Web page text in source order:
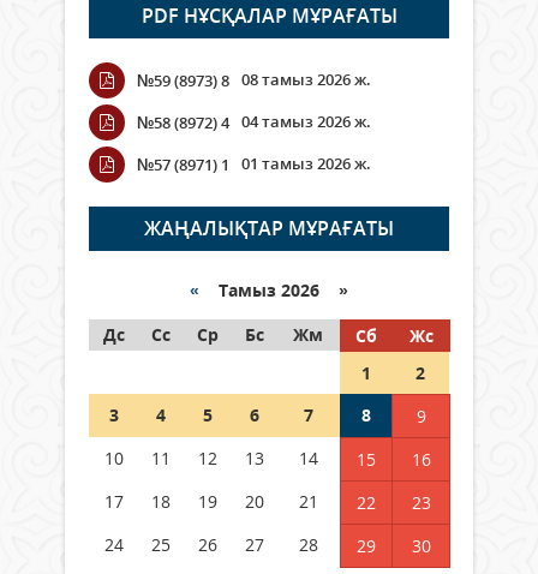
полиция департаменті 20
мыңнан астам көрерменнің
қауіпсіздігін қамтамасыз етті
06 тамыз 2026 ж.
Wi-Fi ҚАБЫРҒА АРҚЫЛЫ ҚАЛАЙ
ӨТЕДІ?
06 тамыз 2026 ж. 266
граждане Казахстана,
05 тамыз 2026 ж. 147
Шетелде жүрген Қазақстан
азаматтары қалай дауыс бере
PDF НҰСҚАЛАР МҰРАҒАТЫ
№59 (8973) 8 08 тамыз 2026 ж.
№58 (8972) 4 04 тамыз 2026 ж.
№57 (8971) 1
01 тамыз 2026 ж.
ЖАҢАЛЫҚТАР МҰРАҒАТЫ
« Тамыз 2026 »
Дс
Сс Ср Бс Жм Сб
Жс
1
2
3
4 5 6 7 8
9
10
11 12 13 14 15
16
17
18 19 20 21 22
23
24
25 26 27 28 29
30